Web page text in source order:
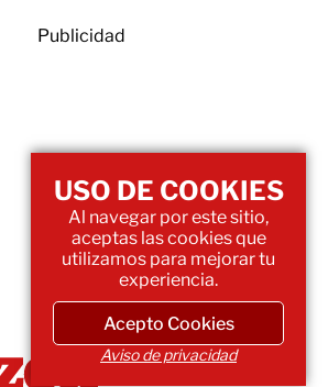
Publicidad
USO DE COOKIES
Al navegar por este sitio,
aceptas las cookies que
utilizamos para mejorar tu
experiencia.
Acepto Cookies
Aviso de privacidad